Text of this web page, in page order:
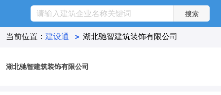
当前位置： 建设通 > 湖北驰智建筑装饰有限公司
湖北驰智建筑装饰有限公司